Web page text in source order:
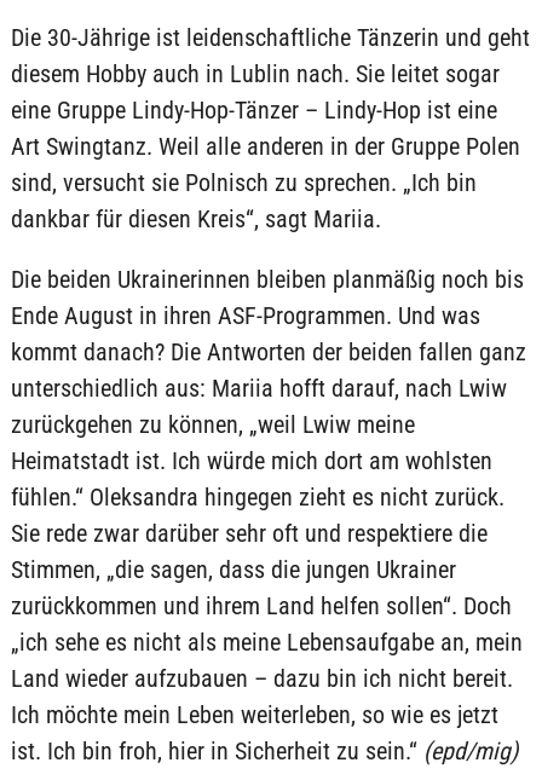
Die 30-Jährige ist leidenschaftliche Tänzerin und geht
diesem Hobby auch in Lublin nach. Sie leitet sogar
eine Gruppe Lindy-Hop-Tänzer – Lindy-Hop ist eine
Art Swingtanz. Weil alle anderen in der Gruppe Polen
sind, versucht sie Polnisch zu sprechen. „Ich bin
dankbar für diesen Kreis“, sagt Mariia.
Die beiden Ukrainerinnen bleiben planmäßig noch bis
Ende August in ihren ASF-Programmen. Und was
kommt danach? Die Antworten der beiden fallen ganz
unterschiedlich aus: Mariia hofft darauf, nach Lwiw
zurückgehen zu können, „weil Lwiw meine
Heimatstadt ist. Ich würde mich dort am wohlsten
fühlen.“ Oleksandra hingegen zieht es nicht zurück.
Sie rede zwar darüber sehr oft und respektiere die
Stimmen, „die sagen, dass die jungen Ukrainer
zurückkommen und ihrem Land helfen sollen“. Doch
„ich sehe es nicht als meine Lebensaufgabe an, mein
Land wieder aufzubauen – dazu bin ich nicht bereit.
Ich möchte mein Leben weiterleben, so wie es jetzt
ist. Ich bin froh, hier in Sicherheit zu sein.“ (epd/mig)